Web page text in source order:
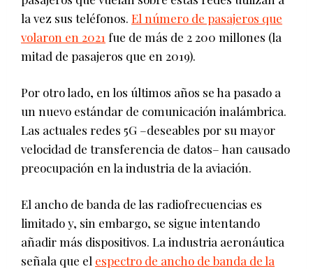
la vez sus teléfonos. El número de pasajeros que
volaron en 2021 fue de más de 2 200 millones (la
mitad de pasajeros que en 2019).
Por otro lado, en los últimos años se ha pasado a
un nuevo estándar de comunicación inalámbrica.
Las actuales redes 5G –deseables por su mayor
velocidad de transferencia de datos– han causado
preocupación en la industria de la aviación.
El ancho de banda de las radiofrecuencias es
limitado y, sin embargo, se sigue intentando
añadir más dispositivos. La industria aeronáutica
señala que el espectro de ancho de banda de la